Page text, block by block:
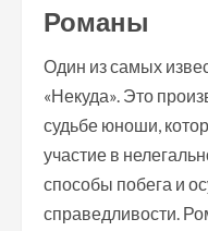
Романы
Один из самых
«Некуда». Это
судьбе юноши,
участие в
способы побега и
справедливости.